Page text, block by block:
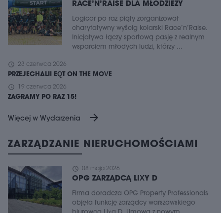
RACE’N’RAISE DLA MŁODZIEŻY
Logicor po raz piąty zorganizował
charytatywny wyścig kolarski Race’n’Raise.
Inicjatywa łączy sportową pasję z realnym
wsparciem młodych ludzi, którzy ...
schedule 23 czerwca 2026
PRZEJECHALI! EQT ON THE MOVE
schedule 19 czerwca 2026
ZAGRAMY PO RAZ 15!
Więcej w Wydarzenia arrow_forward
ZARZĄDZANIE NIERUCHOMOŚCIAMI
schedule 08 maja 2026
OPG ZARZĄDCĄ LIXY D
Firma doradcza OPG Property Professionals
objęła funkcję zarządcy warszawskiego